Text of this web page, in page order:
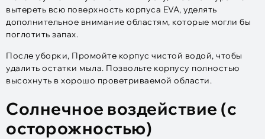
вытереть всю поверхность корпуса EVA, уделять
дополнительное внимание областям, которые могли бы
поглотить запах.
После уборки, Промойте корпус чистой водой, чтобы
удалить остатки мыла. Позвольте корпусу полностью
высохнуть в хорошо проветриваемой области.
Солнечное воздействие (с
осторожностью)